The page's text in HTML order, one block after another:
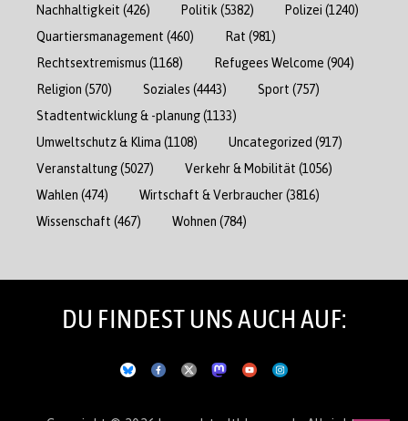
Nachhaltigkeit (426) Politik (5382) Polizei (1240)
Quartiersmanagement (460) Rat (981)
Rechtsextremismus (1168) Refugees Welcome (904)
Religion (570) Soziales (4443) Sport (757)
Stadtentwicklung & -planung(1133)
Umweltschutz & Klima (1108) Uncategorized (917)
Veranstaltung(5027) Verkehr & Mobilität (1056)
Wahlen (474) Wirtschaft & Verbraucher(3816)
Wissenschaft (467) Wohnen (784)
DU FINDEST UNS AUCH AUF: